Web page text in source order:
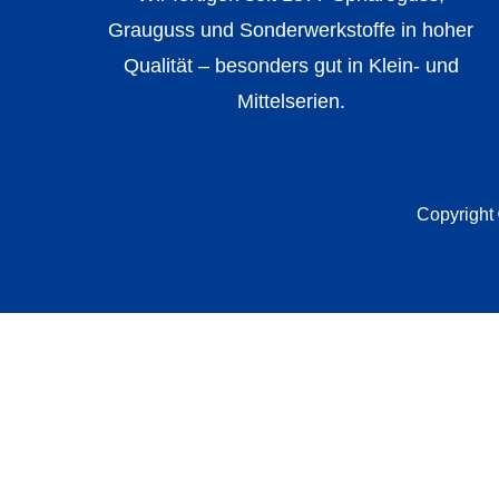
Grauguss und Sonderwerkstoffe in hoher
Qualität – besonders gut in Klein- und
Mittelserien.
Copyright